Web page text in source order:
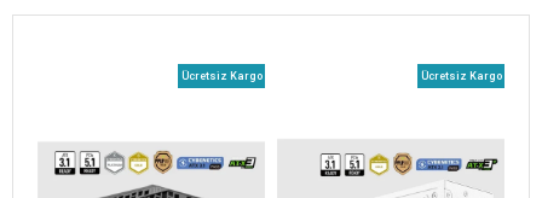
Ücretsiz Kargo Ücretsiz Kargo